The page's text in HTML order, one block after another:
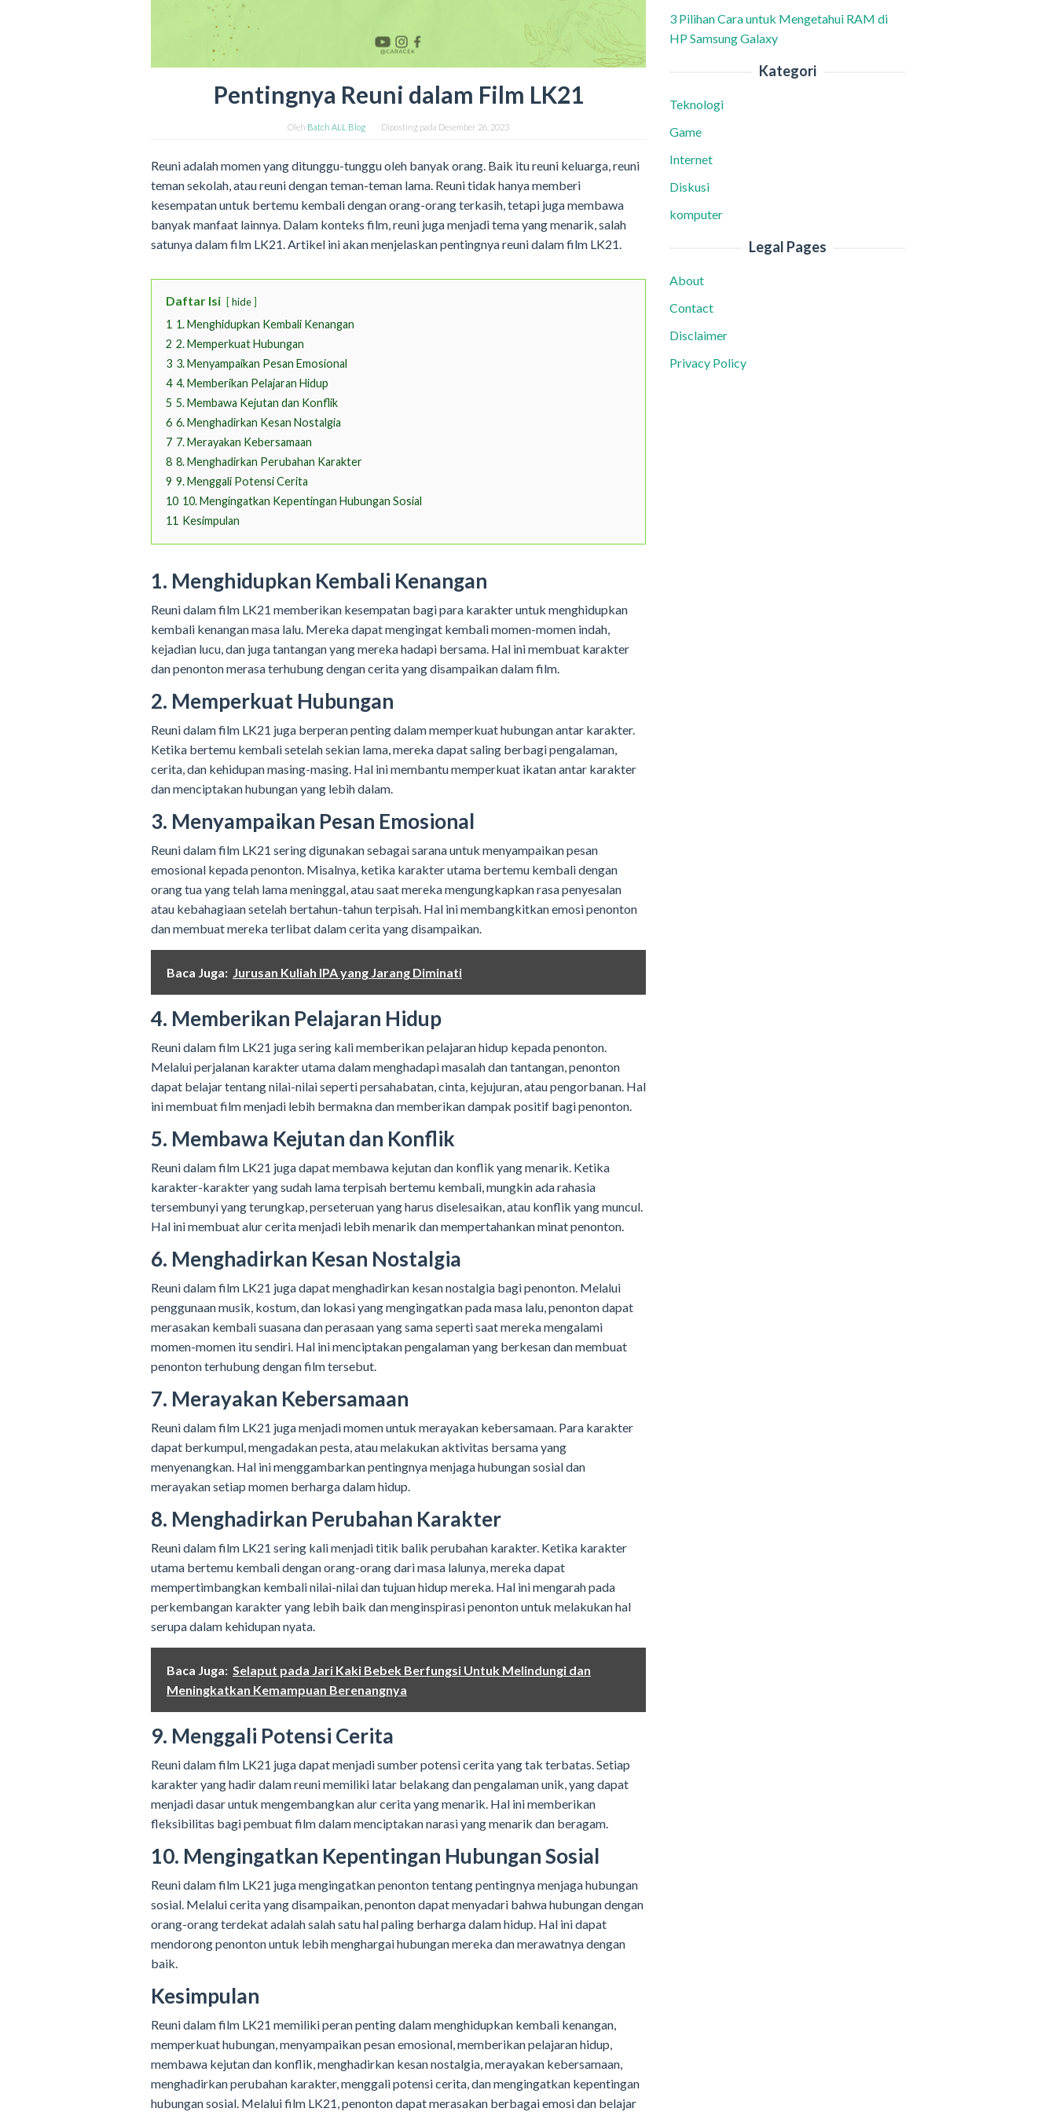
Pentingnya Reuni dalam Film LK21
Oleh Batch ALL Blog Diposting pada Desember 26, 2023
Reuni adalah momen yang ditunggu-tunggu oleh banyak orang. Baik itu reuni keluarga, reuni
teman sekolah, atau reuni dengan teman-teman lama. Reuni tidak hanya memberi
kesempatan untuk bertemu kembali dengan orang-orang terkasih, tetapi juga membawa
banyak manfaat lainnya. Dalam konteks film, reuni juga menjadi tema yang menarik, salah
satunya dalam film LK21. Artikel ini akan menjelaskan pentingnya reuni dalam film LK21.
Daftar Isi hide
1 1. Menghidupkan Kembali Kenangan
2 2. Memperkuat Hubungan
3 3. Menyampaikan Pesan Emosional
4 4. Memberikan Pelajaran Hidup
5 5. Membawa Kejutan dan Konflik
6 6. Menghadirkan Kesan Nostalgia
7 7. Merayakan Kebersamaan
8 8. Menghadirkan Perubahan Karakter
9 9. Menggali Potensi Cerita
10 10. Mengingatkan Kepentingan Hubungan Sosial
11 Kesimpulan
1. Menghidupkan Kembali Kenangan
Reuni dalam film LK21 memberikan kesempatan bagi para karakter untuk menghidupkan
kembali kenangan masa lalu. Mereka dapat mengingat kembali momen-momen indah,
kejadian lucu, dan juga tantangan yang mereka hadapi bersama. Hal ini membuat karakter
dan penonton merasa terhubung dengan cerita yang disampaikan dalam film.
2. Memperkuat Hubungan
Reuni dalam film LK21 juga berperan penting dalam memperkuat hubungan antar karakter.
Ketika bertemu kembali setelah sekian lama, mereka dapat saling berbagi pengalaman,
cerita, dan kehidupan masing-masing. Hal ini membantu memperkuat ikatan antar karakter
dan menciptakan hubungan yang lebih dalam.
3. Menyampaikan Pesan Emosional
Reuni dalam film LK21 sering digunakan sebagai sarana untuk menyampaikan pesan
emosional kepada penonton. Misalnya, ketika karakter utama bertemu kembali dengan
orang tua yang telah lama meninggal, atau saat mereka mengungkapkan rasa penyesalan
atau kebahagiaan setelah bertahun-tahun terpisah. Hal ini membangkitkan emosi penonton
dan membuat mereka terlibat dalam cerita yang disampaikan.
Baca Juga: Jurusan Kuliah IPA yang Jarang Diminati
4. Memberikan Pelajaran Hidup
Reuni dalam film LK21 juga sering kali memberikan pelajaran hidup kepada penonton.
Melalui perjalanan karakter utama dalam menghadapi masalah dan tantangan, penonton
dapat belajar tentang nilai-nilai seperti persahabatan, cinta, kejujuran, atau pengorbanan. Hal
ini membuat film menjadi lebih bermakna dan memberikan dampak positif bagi penonton.
5. Membawa Kejutan dan Konflik
Reuni dalam film LK21 juga dapat membawa kejutan dan konflik yang menarik. Ketika
karakter-karakter yang sudah lama terpisah bertemu kembali, mungkin ada rahasia
tersembunyi yang terungkap, perseteruan yang harus diselesaikan, atau konflik yang muncul.
Hal ini membuat alur cerita menjadi lebih menarik dan mempertahankan minat penonton.
6. Menghadirkan Kesan Nostalgia
Reuni dalam film LK21 juga dapat menghadirkan kesan nostalgia bagi penonton. Melalui
penggunaan musik, kostum, dan lokasi yang mengingatkan pada masa lalu, penonton dapat
merasakan kembali suasana dan perasaan yang sama seperti saat mereka mengalami
momen-momen itu sendiri. Hal ini menciptakan pengalaman yang berkesan dan membuat
penonton terhubung dengan film tersebut.
7. Merayakan Kebersamaan
Reuni dalam film LK21 juga menjadi momen untuk merayakan kebersamaan. Para karakter
dapat berkumpul, mengadakan pesta, atau melakukan aktivitas bersama yang
menyenangkan. Hal ini menggambarkan pentingnya menjaga hubungan sosial dan
merayakan setiap momen berharga dalam hidup.
8. Menghadirkan Perubahan Karakter
Reuni dalam film LK21 sering kali menjadi titik balik perubahan karakter. Ketika karakter
utama bertemu kembali dengan orang-orang dari masa lalunya, mereka dapat
mempertimbangkan kembali nilai-nilai dan tujuan hidup mereka. Hal ini mengarah pada
perkembangan karakter yang lebih baik dan menginspirasi penonton untuk melakukan hal
serupa dalam kehidupan nyata.
Baca Juga: Selaput pada Jari Kaki Bebek Berfungsi Untuk Melindungi dan
Meningkatkan Kemampuan Berenangnya
9. Menggali Potensi Cerita
Reuni dalam film LK21 juga dapat menjadi sumber potensi cerita yang tak terbatas. Setiap
karakter yang hadir dalam reuni memiliki latar belakang dan pengalaman unik, yang dapat
menjadi dasar untuk mengembangkan alur cerita yang menarik. Hal ini memberikan
fleksibilitas bagi pembuat film dalam menciptakan narasi yang menarik dan beragam.
10. Mengingatkan Kepentingan Hubungan Sosial
Reuni dalam film LK21 juga mengingatkan penonton tentang pentingnya menjaga hubungan
sosial. Melalui cerita yang disampaikan, penonton dapat menyadari bahwa hubungan dengan
orang-orang terdekat adalah salah satu hal paling berharga dalam hidup. Hal ini dapat
mendorong penonton untuk lebih menghargai hubungan mereka dan merawatnya dengan
baik.
Kesimpulan
Reuni dalam film LK21 memiliki peran penting dalam menghidupkan kembali kenangan,
memperkuat hubungan, menyampaikan pesan emosional, memberikan pelajaran hidup,
membawa kejutan dan konflik, menghadirkan kesan nostalgia, merayakan kebersamaan,
menghadirkan perubahan karakter, menggali potensi cerita, dan mengingatkan kepentingan
hubungan sosial. Melalui film LK21, penonton dapat merasakan berbagai emosi dan belajar
3 Pilihan Cara untuk Mengetahui RAM di
HP Samsung Galaxy
Kategori
Teknologi
Game
Internet
Diskusi
komputer
Legal Pages
About
Contact
Disclaimer
Privacy Policy